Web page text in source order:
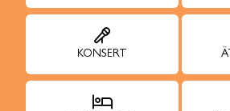
KONSERT